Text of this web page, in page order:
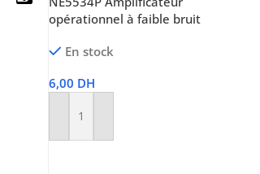
06 14 20 87 86
opérationnel à faible bruit
En stock
6,00 DH
Ajouter Au Panier